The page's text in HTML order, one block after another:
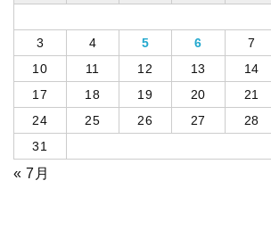
3
4 5 6 7
10
11 12 13 14
17
18 19 20 21
24
25 26 27 28
31
« 7月